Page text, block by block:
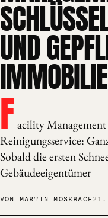
UND
Facility
Reinigungsservice:
Sobald die ersten
Gebäudeeigentümer
VON MARTIN MOSEBACH